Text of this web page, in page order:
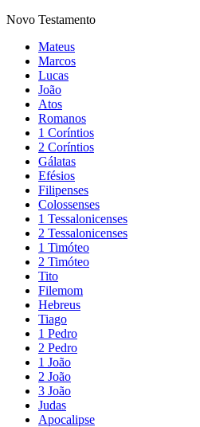
Novo Testamento
Mateus
Marcos
Lucas
João
Atos
Romanos
1 Coríntios
2 Coríntios
Gálatas
Efésios
Filipenses
Colossenses
1 Tessalonicenses
2 Tessalonicenses
1 Timóteo
2 Timóteo
Tito
Filemom
Hebreus
Tiago
1 Pedro
2 Pedro
1 João
2 João
3 João
Judas
Apocalipse